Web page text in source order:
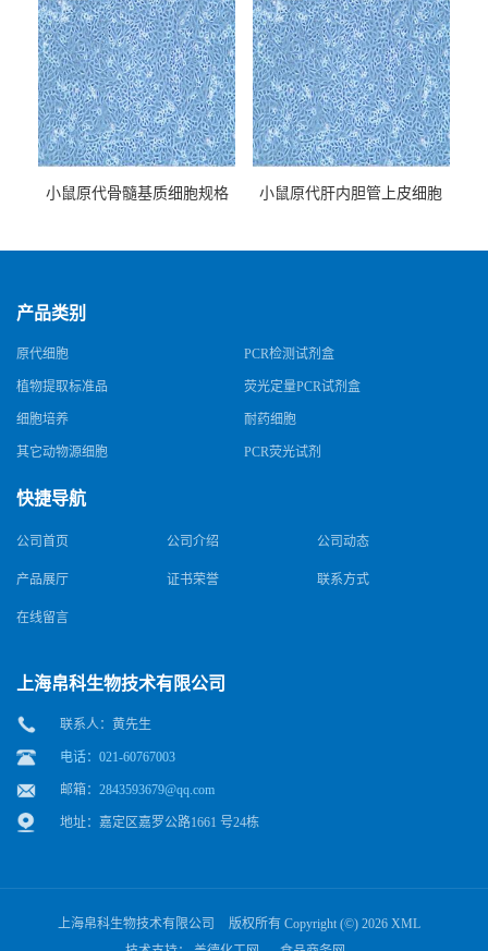
小鼠原代骨髓基质细胞规格
小鼠原代肝内胆管上皮细胞
产品类别
原代细胞 PCR检测试剂盒
植物提取标准品 荧光定量PCR试剂盒
细胞培养 耐药细胞
其它动物源细胞 PCR荧光试剂
快捷导航
公司首页 公司介绍 公司动态
产品展厅 证书荣誉 联系方式
在线留言
上海帛科生物技术有限公司
联系人：黄先生
电话：021-60767003
邮箱： 2843593679@qq.com
地址：嘉定区嘉罗公路1661 号24栋
上海帛科生物技术有限公司 版权所有 Copyright (©) 2026 XML